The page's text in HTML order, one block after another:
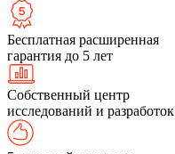
Бесплатная расширенная
гарантия до 5 лет
Собственный центр
исследований и разработок